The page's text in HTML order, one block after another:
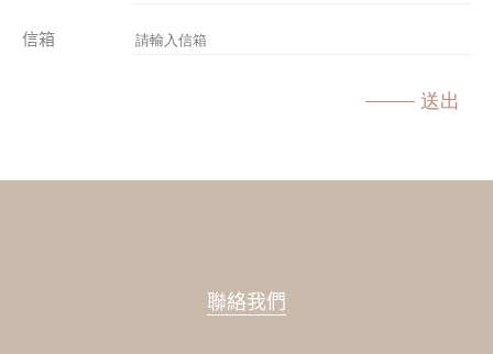
信箱
送出
聯絡我們